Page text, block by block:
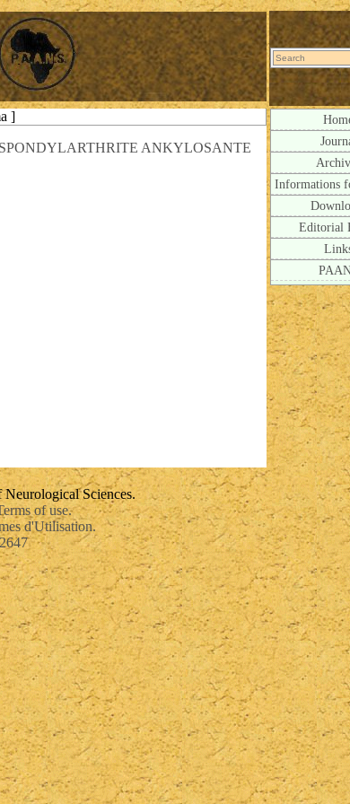
]
ANKYLOSANTE
Informations
Editorial
Sciences.
of use.
d'Utilisation.